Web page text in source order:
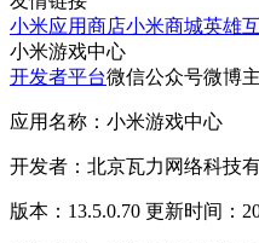
小米应用商店小米商城英雄
小米游戏中心
开发者平台微信公众号微博
应用名称：小米游戏中心
开发者：北京瓦力网络科技
版本：13.5.0.70 更新时间：